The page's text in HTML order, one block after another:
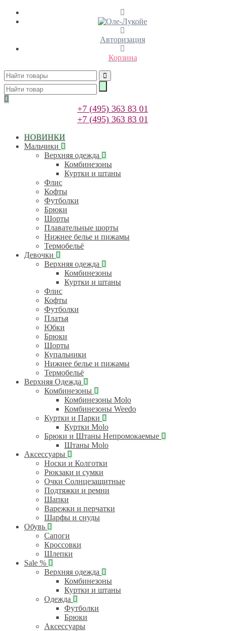
Авторизация
Корзина
+7 (495) 363 83 01
+7 (495) 363 83 01
НОВИНКИ
Мальчики
Верхняя одежда
Комбинезоны
Куртки и штаны
Флис
Кофты
Футболки
Брюки
Шорты
Плавательные шорты
Нижнее белье и пижамы
Термобельё
Девочки
Верхняя одежда
Комбинезоны
Куртки и штаны
Флис
Кофты
Футболки
Платья
Юбки
Брюки
Шорты
Купальники
Нижнее белье и пижамы
Термобельё
Верхняя Одежда
Комбинезоны
Комбинезоны Molo
Комбинезоны Weedo
Куртки и Парки
Куртки Molo
Брюки и Штаны Непромокаемые
Штаны Molo
Аксессуары
Носки и Колготки
Рюкзаки и сумки
Очки Солнцезащитные
Подтяжки и ремни
Шапки
Варежки и перчатки
Шарфы и снуды
Обувь
Сапоги
Кроссовки
Шлепки
Sale %
Верхняя одежда
Комбинезоны
Куртки и штаны
Одежда
Футболки
Брюки
Аксессуары